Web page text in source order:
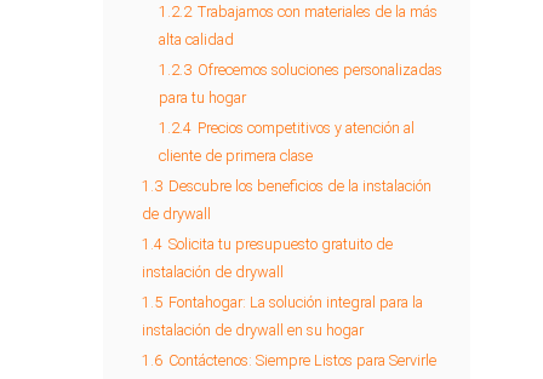
1.2.2 Trabajamos con materiales de la más
alta calidad
1.2.3 Ofrecemos soluciones personalizadas
para tu hogar
1.2.4 Precios competitivos y atención al
cliente de primera clase
1.3 Descubre los beneficios de la instalación
de drywall
1.4 Solicita tu presupuesto gratuito de
instalación de drywall
1.5 Fontahogar: La solución integral para la
instalación de drywall en su hogar
1.6 Contáctenos: Siempre Listos para Servirle